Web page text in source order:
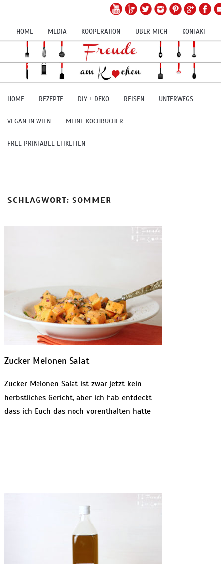
HOME MEDIA KOOPERATION ÜBER MICH KONTAKT
HOME REZEPTE DIY + DEKO REISEN UNTERWEGS
VEGAN IN WIEN MEINE KOCHBÜCHER
FREE PRINTABLE ETIKETTEN
SCHLAGWORT:SOMMER
Zucker Melonen Salat
Zucker Melonen Salat ist zwar jetzt kein
herbstliches Gericht, aber ich hab entdeckt
dass ich Euch das noch vorenthalten hatte